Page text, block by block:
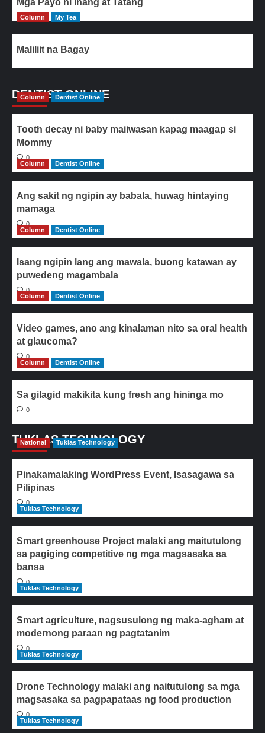
Mga Payo ni Inang at Tatang
Column My Tea
Maliliit na Bagay
DENTIST ONLINE
Column Dentist Online
Tooth decay ni baby maiiwasan kapag maagap si
Mommy
0
Column
Dentist Online
Ang sakit ng ngipin ay babala, huwag hintaying
mamaga
0
Column
Dentist Online
Isang ngipin lang ang mawala, buong katawan ay
puwedeng magambala
0
Column
Dentist Online
Video games, ano ang kinalaman nito sa oral health
at glaucoma?
0
Column
Dentist Online
Sa gilagid makikita kung fresh ang hininga mo
0
TUKLAS TECHNOLOGY
National Tuklas Technology
Pinakamalaking WordPress Event, Isasagawa sa
Pilipinas
0
Tuklas Technology
Smart greenhouse Project malaki ang maitutulong
sa pagiging competitive ng mga magsasaka sa
bansa
0
Tuklas Technology
Smart agriculture, nagsusulong ng maka-agham at
modernong paraan ng pagtatanim
0
Tuklas Technology
Drone Technology malaki ang naitutulong sa mga
magsasaka sa pagpapataas ng food production
0
Tuklas Technology